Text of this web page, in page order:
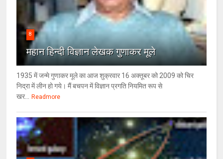
8
महान हिन्दी विज्ञान लेखक गुणाकर मूले
1935 में जन्मे गुणाकर मूले का आज शुक्रवार 16 अक्तूबर को 2009 को चिर
निद्रा में लीन हो गये। मैं बचपन में विज्ञान प्रगति नियमित रूप से
खर...
Readmore